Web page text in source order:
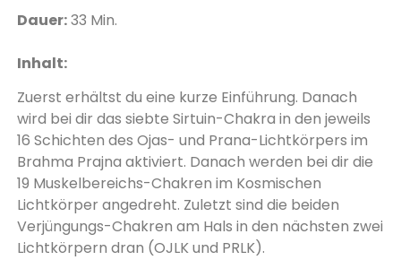
Dauer:33 Min.
Inhalt:
Zuerst erhältst du eine kurze Einführung. Danach
wird bei dir das siebte Sirtuin-Chakra in den jeweils
16 Schichten des Ojas- und Prana-Lichtkörpers im
Brahma Prajna aktiviert. Danach werden bei dir die
19 Muskelbereichs-Chakren im Kosmischen
Lichtkörper angedreht. Zuletzt sind die beiden
Verjüngungs-Chakren am Hals in den nächsten zwei
Lichtkörpern dran (OJLK und PRLK).